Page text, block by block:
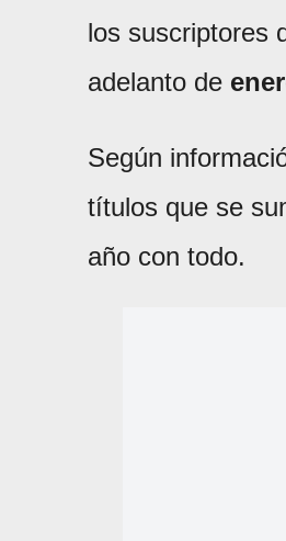
los suscriptores
adelanto de
Según
títulos que se
año con todo.